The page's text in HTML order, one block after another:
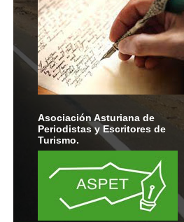
Asociación Asturiana de
Periodistas y Escritores de
Turismo.